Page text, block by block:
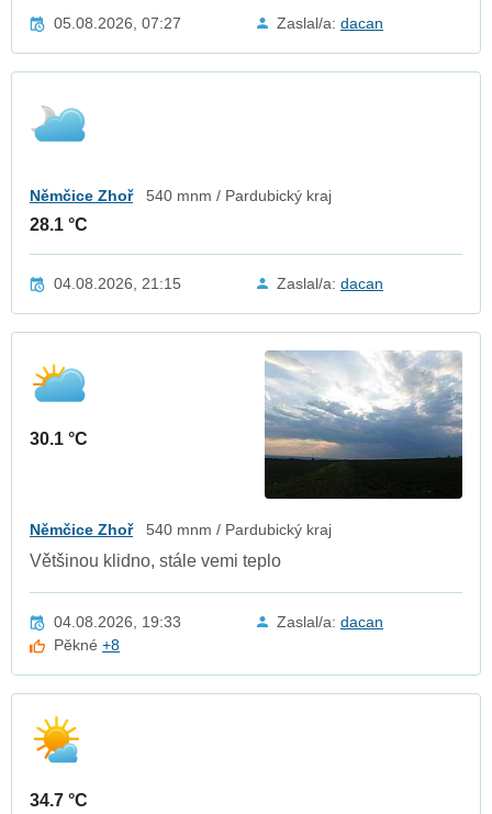
05.08.2026, 07:27 Zaslal/a: dacan
Němčice Zhoř 540 mnm / Pardubický kraj
28.1 °C
04.08.2026, 21:15 Zaslal/a: dacan
30.1 °C
Němčice Zhoř 540 mnm / Pardubický kraj
Většinou klidno, stále vemi teplo
04.08.2026, 19:33 Zaslal/a: dacan
Pěkné+8
34.7 °C